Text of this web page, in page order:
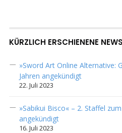
KÜRZLICH ERSCHIENENE NEWS
»Sword Art Online Alternative:
Jahren angekündigt
22. Juli 2023
»Sabikui Bisco« – 2. Staffel
angekündigt
16. Juli 2023